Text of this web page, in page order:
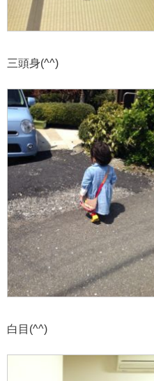
三頭身(^^)
白目(^^)